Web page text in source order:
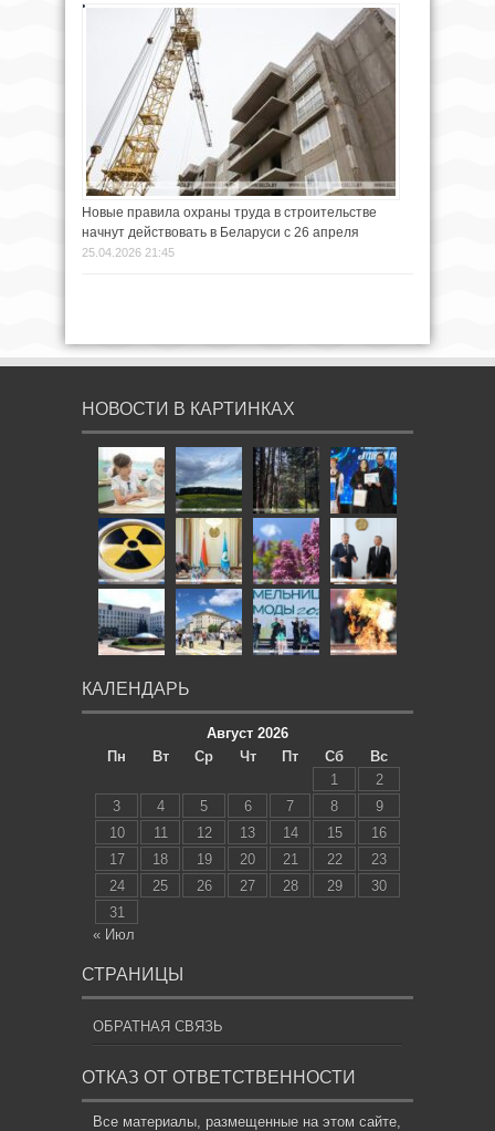
Новые правила охраны труда в строительстве
начнут действовать в Беларуси с 26 апреля
25.04.2026 21:45
НОВОСТИ В КАРТИНКАХ
КАЛЕНДАРЬ
Август 2026
Пн
Вт Ср Чт Пт Сб
Вс
1
2
3
4 5 6 7 8
9
10
11 12 13 14 15
16
17
18 19 20 21 22
23
24
25 26 27 28 29
30
31
« Июл
СТРАНИЦЫ
ОБРАТНАЯ СВЯЗЬ
ОТКАЗ ОТ ОТВЕТСТВЕННОСТИ
Все материалы, размещенные на этом сайте,